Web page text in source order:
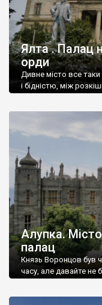
Ялта . Палац
орди
Дивне місто все
і бідністю, між
Алупка.
палац
Князь Воронцов був
часу, але давайте